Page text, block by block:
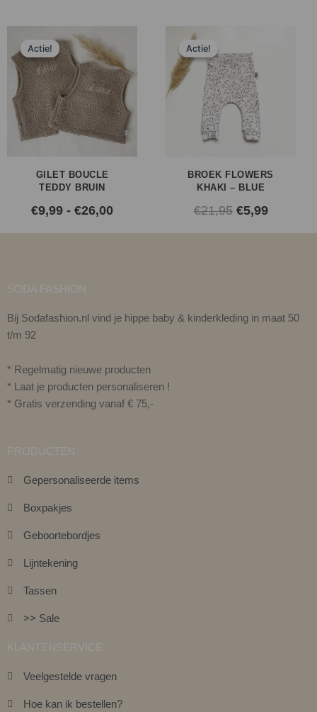
Actie!
Actie!
GILET BOUCLE
TEDDY BRUIN
€9,99 - €26,00
€9,99
tot
€26,00
Actie!
Actie!
BROEK FLOWERS
KHAKI – BLUE
€21,95
prijs
was:
€21,95.
€5,99
SODA FASHION
Bij Sodafashion.nl vind je hippe baby & kinderkleding in maat 50
t/m 92
* Regelmatig nieuwe producten
* Laat je producten personaliseren !
* Gratis verzending vanaf € 75,-
PRODUCTEN
Gepersonaliseerde items
Boxpakjes
Geboortebordjes
Lijntekening
Tassen
>> Sale
KLANTENSERVICE
Veelgestelde vragen
Hoe kan ik bestellen?